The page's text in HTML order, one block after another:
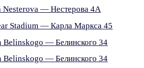
Nesterova — Нестерова 4А
Stadium — Карла Маркса 45
Belinskogo — Белинского 34
Belinskogo — Белинского 34